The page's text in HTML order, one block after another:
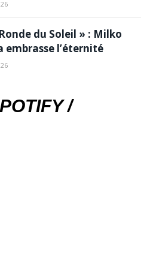
du Soleil » : Milko
embrasse l’éternité
/